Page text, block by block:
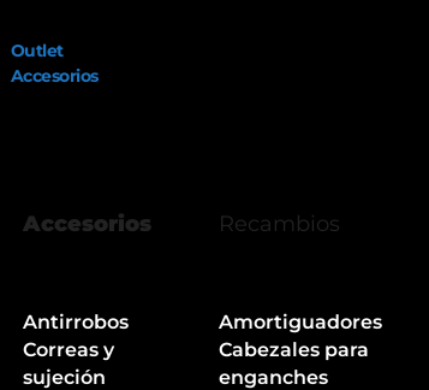
Outlet
Accesorios
Accesorios
Antirrobos
Correas y
sujeción
Recambios
Amortiguadores
Cabezales para
enganches